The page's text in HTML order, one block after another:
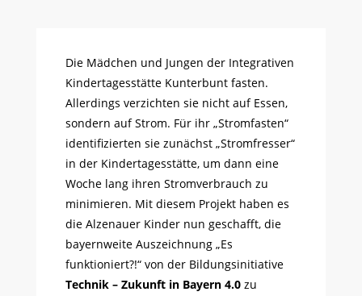
Die Mädchen und Jungen der Integrativen
Kindertagesstätte Kunterbunt fasten.
Allerdings verzichten sie nicht auf Essen,
sondern auf Strom. Für ihr „Stromfasten“
identifizierten sie zunächst „Stromfresser“
in der Kindertagesstätte, um dann eine
Woche lang ihren Stromverbrauch zu
minimieren. Mit diesem Projekt haben es
die Alzenauer Kinder nun geschafft, die
bayernweite Auszeichnung „Es
funktioniert?!“ von der Bildungsinitiative
Technik – Zukunft in Bayern 4.0zu